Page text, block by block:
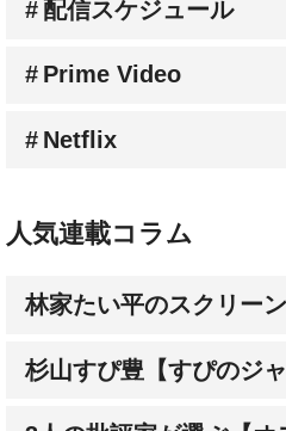
Prime Video
Netflix
林家たい平のスクリー
杉山すぴ豊【すぴのジ
3人の批評家が選ぶ【オ